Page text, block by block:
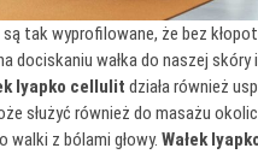
są tak wyprofilowane, że bez
dociskaniu wałka do naszej
lyapko cellulit działa również
służyć również do masażu okolic
walki z bólami głowy.Wałek